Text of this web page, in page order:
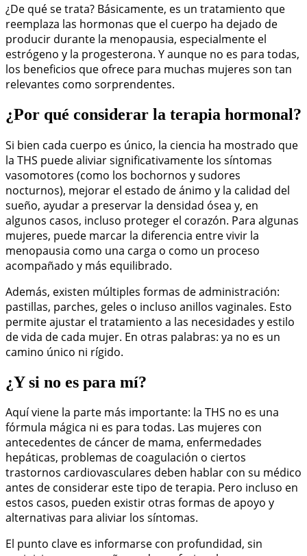
¿De qué se trata? Básicamente, es un tratamiento que
reemplaza las hormonas que el cuerpo ha dejado de
producir durante la menopausia, especialmente el
estrógeno y la progesterona. Y aunque no es para todas,
los beneficios que ofrece para muchas mujeres son tan
relevantes como sorprendentes.
¿Por qué considerar la terapia hormonal?
Si bien cada cuerpo es único, la ciencia ha mostrado que
la THS puede aliviar significativamente los síntomas
vasomotores (como los bochornos y sudores
nocturnos), mejorar el estado de ánimo y la calidad del
sueño, ayudar a preservar la densidad ósea y, en
algunos casos, incluso proteger el corazón. Para algunas
mujeres, puede marcar la diferencia entre vivir la
menopausia como una carga o como un proceso
acompañado y más equilibrado.
Además, existen múltiples formas de administración:
pastillas, parches, geles o incluso anillos vaginales. Esto
permite ajustar el tratamiento a las necesidades y estilo
de vida de cada mujer. En otras palabras: ya no es un
camino único ni rígido.
¿Y si no es para mí?
Aquí viene la parte más importante: la THS no es una
fórmula mágica ni es para todas. Las mujeres con
antecedentes de cáncer de mama, enfermedades
hepáticas, problemas de coagulación o ciertos
trastornos cardiovasculares deben hablar con su médico
antes de considerar este tipo de terapia. Pero incluso en
estos casos, pueden existir otras formas de apoyo y
alternativas para aliviar los síntomas.
El punto clave es informarse con profundidad, sin